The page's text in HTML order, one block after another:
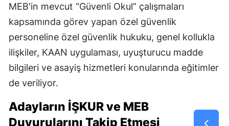
MEB'in mevcut “Güvenli Okul” çalışmaları
kapsamında görev yapan özel güvenlik
personeline özel güvenlik hukuku, genel kollukla
ilişkiler, KAAN uygulaması, uyuşturucu madde
bilgileri ve asayiş hizmetleri konularında eğitimler
de veriliyor.
Adayların İŞKUR ve MEB
Duyurularını Takip Etmesi